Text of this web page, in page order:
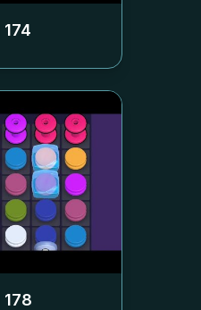
174
178